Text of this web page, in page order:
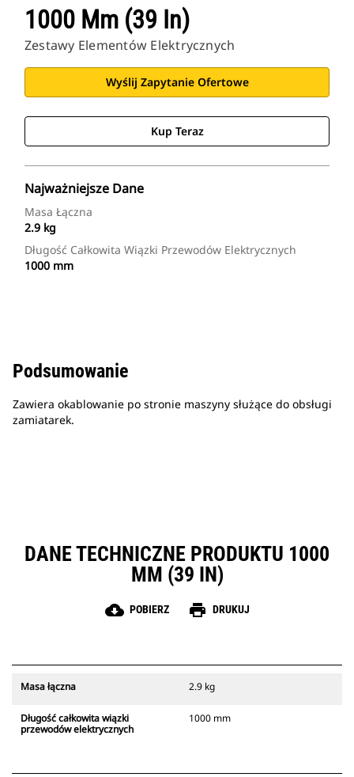
1000 Mm (39 In)
Zestawy Elementów Elektrycznych
Wyślij Zapytanie Ofertowe
Kup Teraz
Najważniejsze Dane
Masa Łączna
2.9 kg
Długość Całkowita Wiązki Przewodów Elektrycznych
1000 mm
Podsumowanie
Zawiera okablowanie po stronie maszyny służące do obsługi
zamiatarek.
DANE TECHNICZNE PRODUKTU 1000
MM (39 IN)
cloud_download POBIERZ print DRUKUJ
Masa łączna 2.9 kg
Długość całkowita wiązki
przewodów elektrycznych
1000 mm